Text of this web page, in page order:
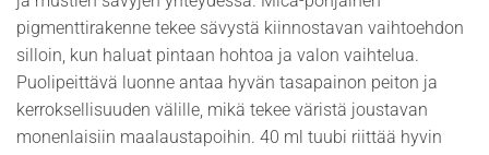
pigmenttirakenne tekee sävystä kiinnostavan vaihtoehdon
silloin, kun haluat pintaan hohtoa ja valon vaihtelua.
Puolipeittävä luonne antaa hyvän tasapainon peiton ja
kerroksellisuuden välille, mikä tekee väristä joustavan
monenlaisiin maalaustapoihin. 40 ml tuubi riittää hyvin